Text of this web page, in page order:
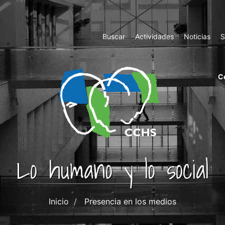
Top
Menu
Buscar Actividades Noticias
Lo humano y lo social
Inicio Presencia en los medios